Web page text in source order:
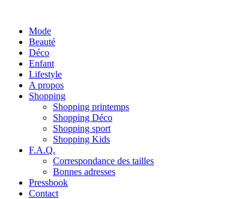
Mode
Beauté
Déco
Enfant
Lifestyle
A propos
Shopping
Shopping printemps
Shopping Déco
Shopping sport
Shopping Kids
F.A.Q.
Correspondance des tailles
Bonnes adresses
Pressbook
Contact